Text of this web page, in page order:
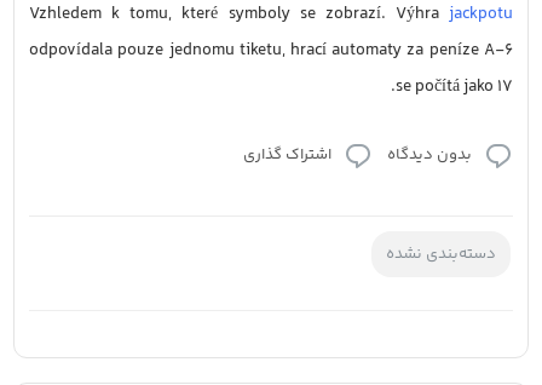
Vzhledem k tomu, které symboly se zobrazí. Výhra jackpotu
odpovídala pouze jednomu tiketu, hrací automaty za peníze A-6
se počítá jako 17.
بدون دیدگاه اشتراک گذاری
دسته‌بندی نشده